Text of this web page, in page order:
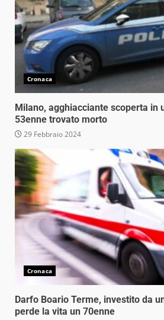
Cronaca
Milano, agghiacciante scoperta in
53enne trovato morto
29 Febbraio 2024
Cronaca
Darfo Boario Terme, investito da
perde la vita un 70enne